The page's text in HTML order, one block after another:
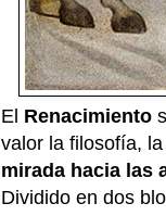
El Renacimiento
valor la filosofía,
mirada hacia las
Dividido en dos